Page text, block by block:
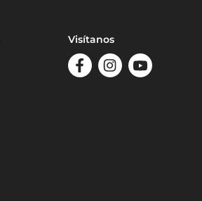
Visítanos